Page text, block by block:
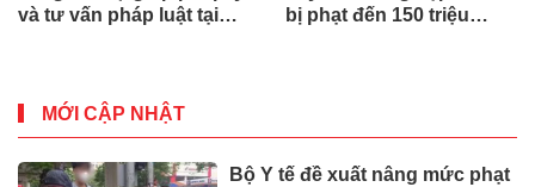
và tư vấn pháp luật tại
bị phạt đến 150 triệu
MỚI CẬP NHẬT
Bộ Y tế đề xuất nâng mức phạt